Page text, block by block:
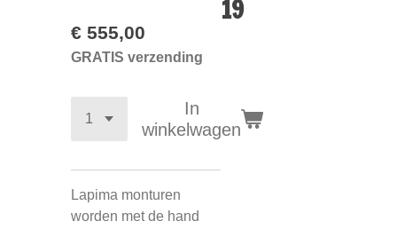
19
€ 555,00
GRATIS verzending
In
winkelwagen
Lapima monturen
worden met de hand